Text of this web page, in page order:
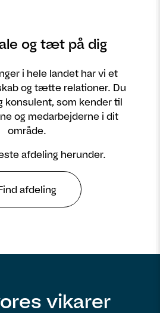
og tæt på dig
i hele landet har vi et
og tætte relationer. Du
konsulent, som kender til
og medarbejderne i dit
område.
afdeling herunder.
afdeling
vikarer